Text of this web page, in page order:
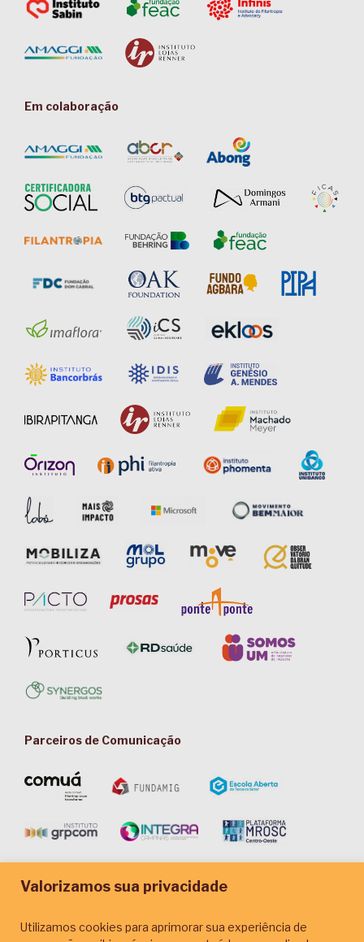
Valorizamos sua privacidade
Utilizamos cookies para aprimorar sua experiência de
Em colaboração
Parceiros de Comunicação